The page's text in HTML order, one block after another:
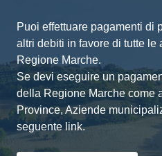
Puoi effettuare pagamenti di
altri debiti in favore di tutte le
Regione Marche.
Se devi eseguire un
della Regione Marche come
Province, Aziende
seguente link.